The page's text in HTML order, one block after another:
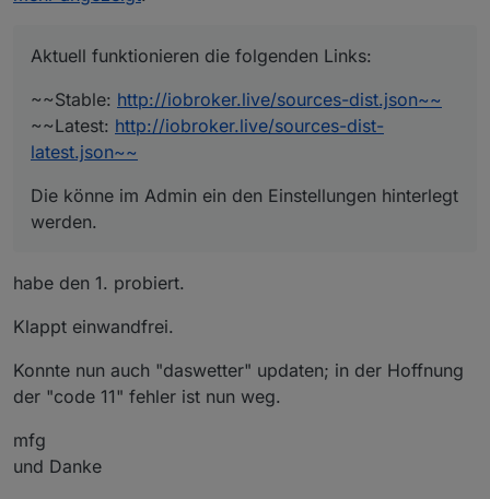
Edit: 11.04.19, Standard-Links im Admin sind jetzt
Aktuell funktionieren die folgenden Links:
~~Stable: http://iobroker.live/sources-dist.json~~
~~Latest: http://iobroker.live/sources-dist-
latest.json~~
Die könne im Admin ein den Einstellungen hinterlegt
werden.
habe den 1. probiert.
Klappt einwandfrei.
Konnte nun auch "daswetter" updaten; in der Hoffnung
der "code 11" fehler ist nun weg.
mfg
und Danke